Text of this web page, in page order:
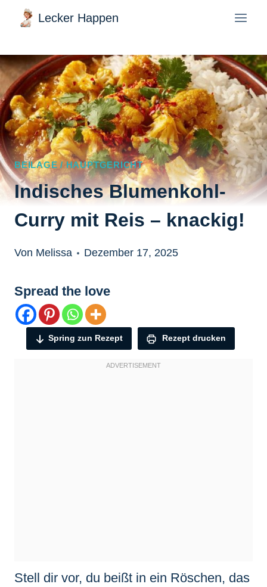
Zum
Inhalt
springen
Lecker Happen
BEILAGE / HAUPTGERICHT
Indisches Blumenkohl-
Curry mit Reis – knackig!
Von Melissa Dezember 17, 2025
Spread the love
Spring zun Rezept Rezept drucken
Stell dir vor, du beißt in ein Röschen, das